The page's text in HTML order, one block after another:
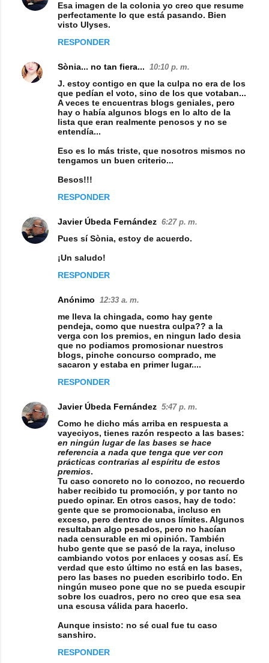
Esa imagen de la colonia yo creo que resume
perfectamente lo que está pasando. Bien
visto Ulyses.
RESPONDER
Sònia... no tan fiera... 10:10 p. m.
J. estoy contigo en que la culpa no era de los
que pedían el voto, sino de los que votaban...
A veces te encuentras blogs geniales, pero
hay o había algunos blogs en lo alto de la
lista que eran realmente penosos y no se
entendía...
Eso es lo más triste, que nosotros mismos no
tengamos un buen criterio...
Besos!!!
RESPONDER
Javier Úbeda Fernández 6:27 p. m.
Pues sí Sònia, estoy de acuerdo.
¡Un saludo!
RESPONDER
Anónimo 12:33 a. m.
me lleva la chingada, como hay gente
pendeja, como que nuestra culpa?? a la
verga con los premios, en ningun lado desia
que no podiamos promosionar nuestros
blogs, pinche concurso comprado, me
sacaron y estaba en primer lugar....
RESPONDER
Javier Úbeda Fernández 5:47 p. m.
Como he dicho más arriba en respuesta a
vayeciyos, tienes razón respecto a las bases:
en ningún lugar de las bases se hace
referencia a nada que tenga que ver con
prácticas contrarias al espíritu de estos
premios.
Tu caso concreto no lo conozco, no recuerdo
haber recibido tu promoción, y por tanto no
puedo opinar. En otros casos, hay de todo:
gente que se promocionaba, incluso en
exceso, pero dentro de unos límites. Algunos
resultaban algo pesados, pero no hacían
nada censurable en mi opinión. También
hubo gente que se pasó de la raya, incluso
cambiando votos por enlaces y cosas así. Es
verdad que esto último no está en las bases,
pero las bases no pueden escribirlo todo. En
ningún museo pone que no se pueda escupir
sobre los cuadros, pero no creo que esa sea
una escusa válida para hacerlo.
Aunque insisto: no sé cual fue tu caso
sanshiro.
RESPONDER